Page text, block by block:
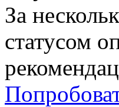
За
статусом